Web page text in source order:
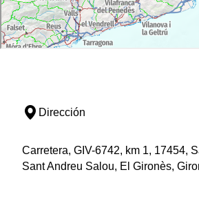
Dirección
Carretera, GIV-6742, km 1, 17454,
Sant Andreu Salou, El Gironès,